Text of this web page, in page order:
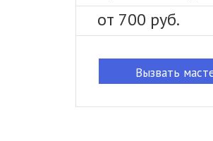
от 700 руб.
Вызвать